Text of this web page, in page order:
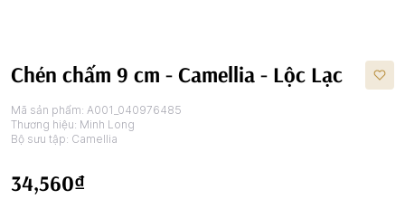
Chén chấm 9 cm - Camellia - Lộc Lạc
Mã sản phẩm: A001_040976485
Thương hiệu: Minh Long
Bộ sưu tập: Camellia
34,560₫